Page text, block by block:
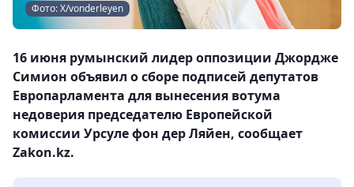
Фото: Х/vonderleyen
16 июня румынский лидер оппозиции Джордже
Симион объявил о сборе подписей депутатов
Европарламента для вынесения вотума
недоверия председателю Европейской
комиссии Урсуле фон дер Ляйен, сообщает
Zakon.kz.